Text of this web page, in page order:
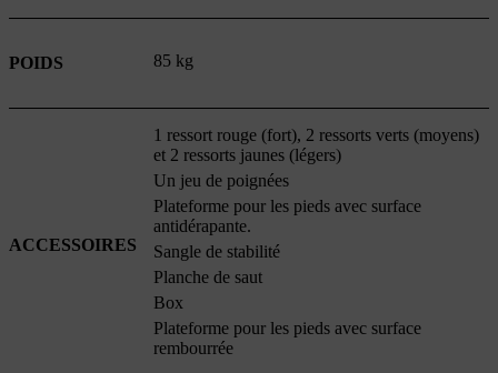
POIDS 85 kg
ACCESSOIRES
1 ressort rouge (fort), 2 ressorts verts (moyens)
et 2 ressorts jaunes (légers)
Un jeu de poignées
Plateforme pour les pieds avec surface
antidérapante.
Sangle de stabilité
Planche de saut
Box
Plateforme pour les pieds avec surface
rembourrée